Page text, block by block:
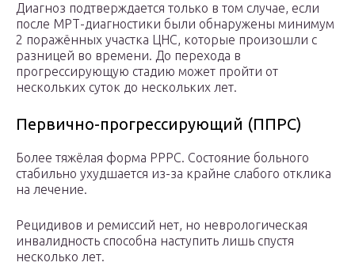
Диагноз подтверждается только в том случае, если
после МРТ-диагностики были обнаружены минимум
2 поражённых участка ЦНС, которые произошли с
разницей во времени. До перехода в
прогрессирующую стадию может пройти от
нескольких суток до нескольких лет.
Первично-прогрессирующий (ППРС)
Более тяжёлая форма РРРС. Состояние больного
стабильно ухудшается из-за крайне слабого отклика
на лечение.
Рецидивов и ремиссий нет, но неврологическая
инвалидность способна наступить лишь спустя
несколько лет.